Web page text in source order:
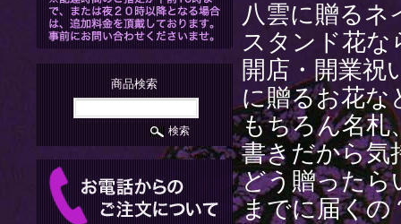
八雲に贈るネ
スタンド花な
開店・開業祝
に贈るお花な
もちろん名札
書きだから気
どう贈ったら
までに届く
商品検索